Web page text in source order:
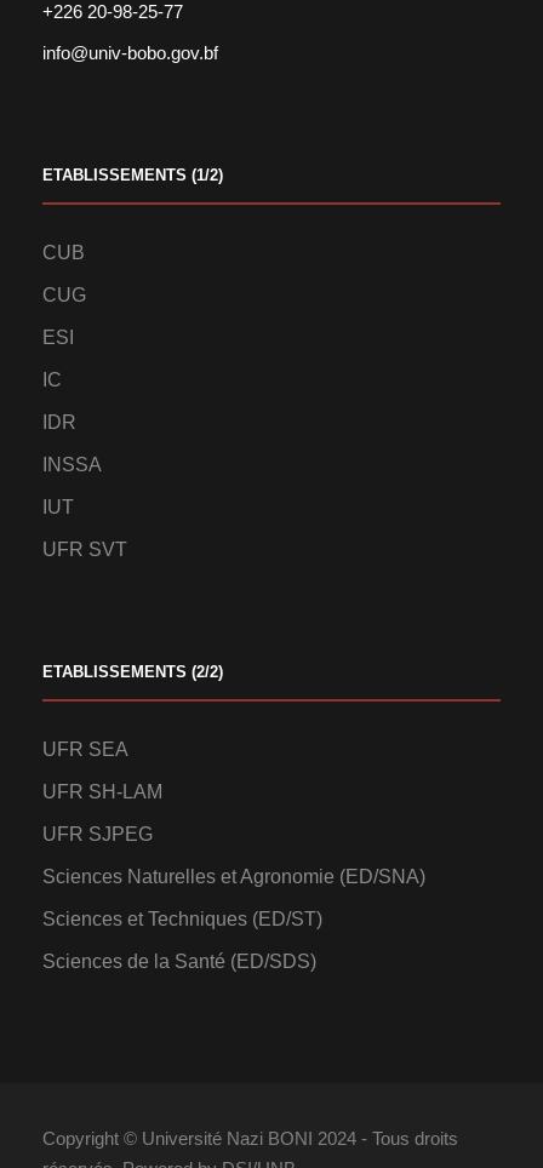
+226 20-98-25-77
info@univ-bobo.gov.bf
ETABLISSEMENTS (1/2)
CUB
CUG
ESI
IC
IDR
INSSA
IUT
UFR SVT
ETABLISSEMENTS (2/2)
UFR SEA
UFR SH-LAM
UFR SJPEG
Sciences Naturelles et Agronomie (ED/SNA)
Sciences et Techniques (ED/ST)
Sciences de la Santé (ED/SDS)
Copyright © Université Nazi BONI 2024 - Tous droits